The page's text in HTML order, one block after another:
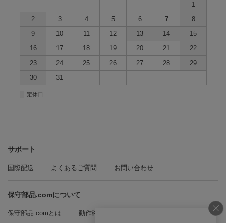
1
2
3 4 5 6 7
8
9
10 11 12 13 14
15
16
17 18 19 20 21
22
23
24 25 26 27 28
29
30
31
定休日
サポート
国際配送 よくあるご質問 お問い合わせ
保守部品.comについて
保守部品.comとは 動作確認方法の紹介